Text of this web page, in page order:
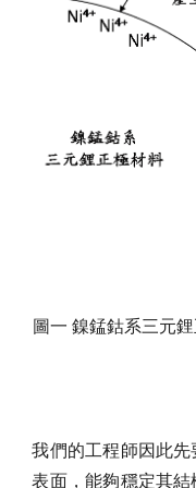
圖一 鎳錳鈷系三元
我們的工程師因此
表面，能夠穩定其